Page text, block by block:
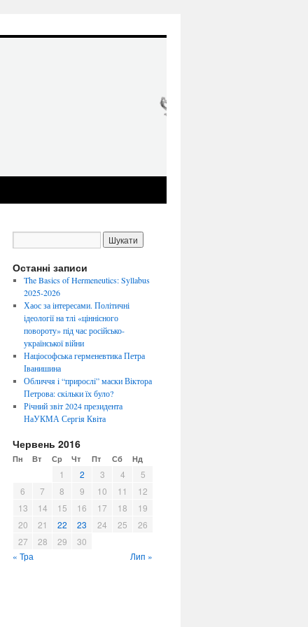
Останні записи
The Basics of Hermeneutics: Syllabus
2025-2026
Хаос за інтересами. Політичні
ідеології на тлі «ціннісного
повороту» під час російсько-
української війни
Націософська герменевтика Петра
Іванишина
Обличчя i “прирослi” маски Віктора
Петрова: скiльки їх було?
Річний звіт 2024 президента
НаУКМА Сергія Квіта
Червень 2016
Пн Вт Ср Чт Пт Сб Нд
1 2 3 4
5
6
7 8 9 10 11
12
13
14 15 16 17 18
19
20
21 22 23 24 25
26
27
28 29
30
« Тра
Лип »